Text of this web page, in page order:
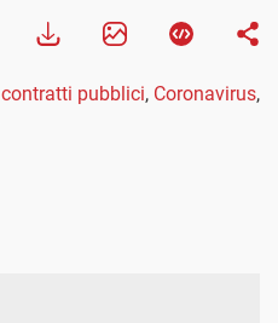
contratti pubblici, Coronavirus,